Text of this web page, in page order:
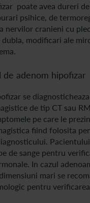
poate avea dureri
psihice, de
nervilor cranieni cu
dubla, modificari ale
de adenom hipofizar
se
de tip CT sau
pe care le
fiind folosita
de sange pentru
In cazul
mari se
pentru